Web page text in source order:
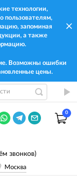
технологии,
пользователям,
запоминая
а также
Возможны ошибки
цены.
0
звонков)
Москва